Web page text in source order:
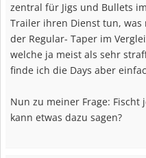
zentral für Jigs und Bullets
Trailer ihren Dienst tun,
der Regular- Taper im
welche ja meist als sehr
finde ich die Days aber
Nun zu meiner Frage: Fischt
kann etwas dazu sagen?